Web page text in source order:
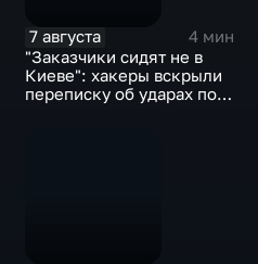
7 августа
4 мин
"Заказчики сидят не в
Киеве": хакеры вскрыли
переписку об ударах по